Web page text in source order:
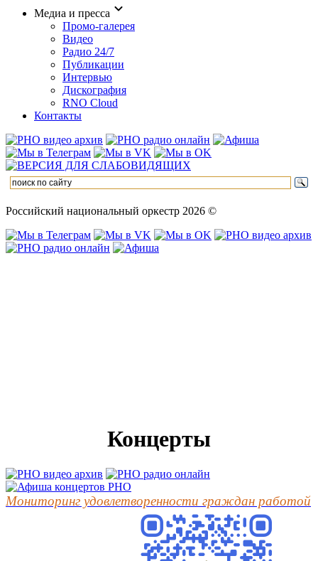
Медиа и пресса
Промо-галерея
Видео
Радио 24/7
Публикации
Интервью
Дискография
RNO Cloud
Контакты
Российский национальный оркестр 2026 ©
Концерты
Мониторинг удовлетворенности граждан работой